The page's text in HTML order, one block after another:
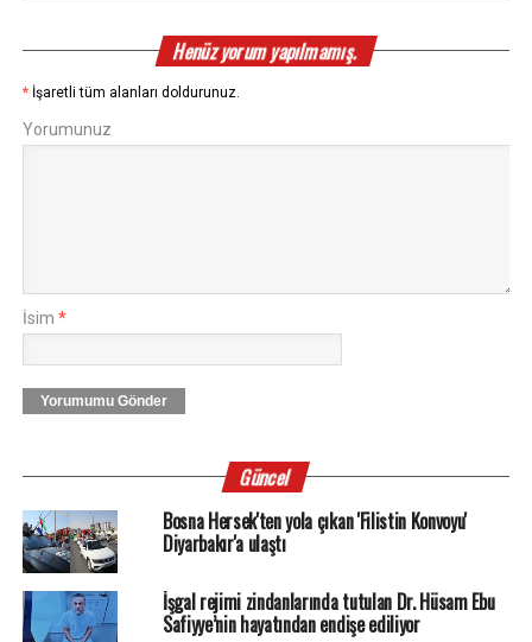
Henüz yorum yapılmamış.
* İşaretli tüm alanları doldurunuz.
Yorumunuz
İsim *
Yorumumu Gönder
Güncel
Bosna Hersek'ten yola çıkan 'Filistin Konvoyu'
Diyarbakır'a ulaştı
İşgal rejimi zindanlarında tutulan Dr. Hüsam Ebu
Safiyye’nin hayatından endişe ediliyor